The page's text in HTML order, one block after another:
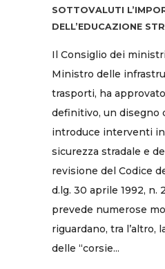
SOTTOVALUTI
DELL’EDUCAZIONE
Il Consiglio dei
Ministro delle
trasporti, ha
definitivo, un disegno
introduce interventi
sicurezza stradale e
revisione del Codice
d.lg. 30 aprile 1992, n.
prevede numerose
riguardano, tra l’altro,
delle “corsie...